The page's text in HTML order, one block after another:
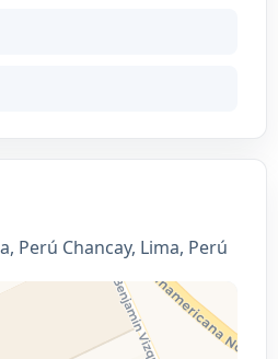
Perú Chancay, Lima, Perú